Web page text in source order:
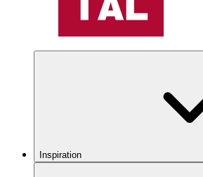
Inspiration